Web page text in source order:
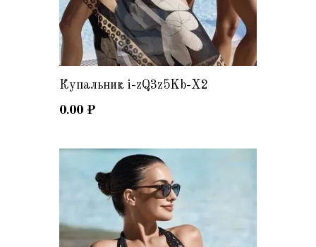
Купальник i-zQ3z5Kb-X2
0.00 ₽